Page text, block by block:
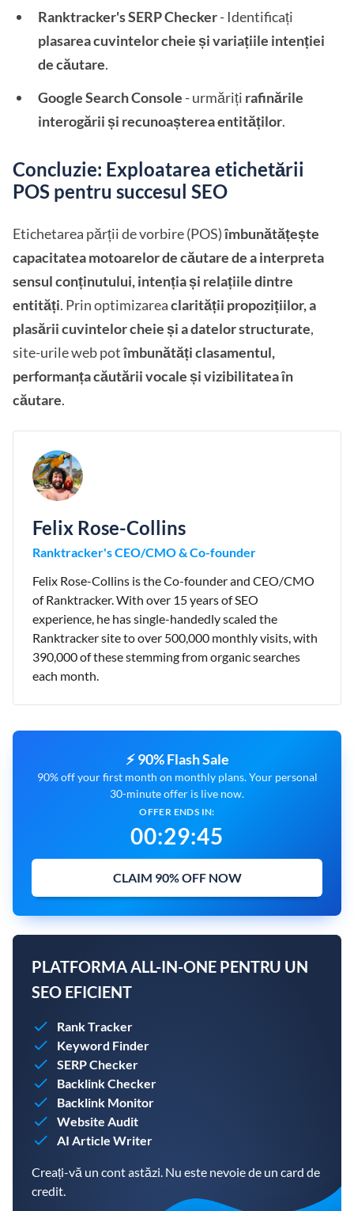
Ranktracker's SERP Checker- Identificați
plasarea cuvintelor cheie și variațiile intenției
de căutare.
Google Search Console - urmăriți rafinările
interogării și recunoașterea entităților.
Concluzie: Exploatarea etichetării
POS pentru succesul SEO
Etichetarea părții de vorbire (POS)îmbunătățește
capacitatea motoarelor de căutare de a interpreta
sensul conținutului, intenția și relațiile dintre
entități. Prin optimizareaclarității propozițiilor, a
plasării cuvintelor cheie și a datelor structurate,
site-urile web potîmbunătăți clasamentul,
performanța căutării vocale și vizibilitatea în
căutare.
Felix Rose-Collins
Ranktracker's CEO/CMO & Co-founder
Felix Rose-Collins is the Co-founder and CEO/CMO
of Ranktracker. With over 15 years of SEO
experience, he has single-handedly scaled the
Ranktracker site to over 500,000 monthly visits, with
390,000 of these stemming from organic searches
each month.
⚡ 90% Flash Sale
90% off your first month on monthly plans. Your personal
30-minute offer is live now.
OFFER ENDS IN:
00:29:45
CLAIM 90% OFF NOW
PLATFORMA ALL-IN-ONE PENTRU UN
SEO EFICIENT
Rank Tracker
Keyword Finder
SERP Checker
Backlink Checker
Backlink Monitor
Website Audit
AI Article Writer
Creați-vă un cont astăzi. Nu este nevoie de un card de
credit.